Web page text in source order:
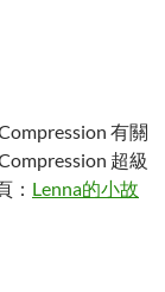
有關
超級
： Lenna的小故